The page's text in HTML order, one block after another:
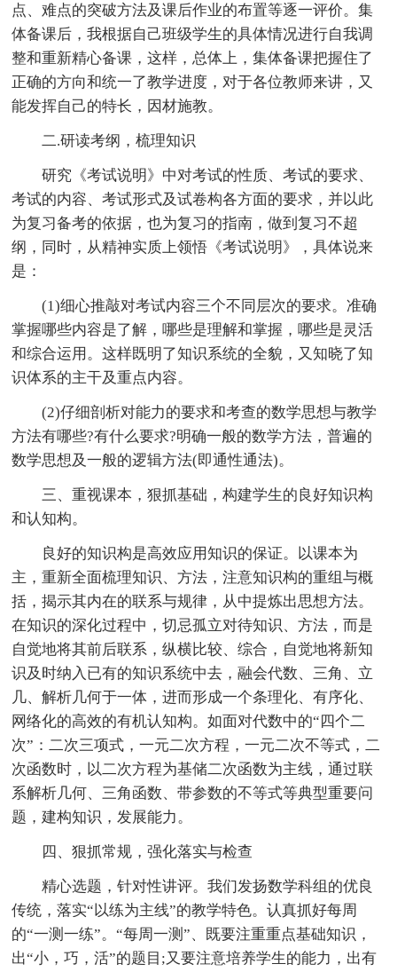
点、难点的突破方法及课后作业的布置等逐一评价。集
体备课后，我根据自己班级学生的具体情况进行自我调
整和重新精心备课，这样，总体上，集体备课把握住了
正确的方向和统一了教学进度，对于各位教师来讲，又
能发挥自己的特长，因材施教。
二.研读考纲，梳理知识
研究《考试说明》中对考试的性质、考试的要求、
考试的内容、考试形式及试卷构各方面的要求，并以此
为复习备考的依据，也为复习的指南，做到复习不超
纲，同时，从精神实质上领悟《考试说明》，具体说来
是：
(1)细心推敲对考试内容三个不同层次的要求。准确
掌握哪些内容是了解，哪些是理解和掌握，哪些是灵活
和综合运用。这样既明了知识系统的全貌，又知晓了知
识体系的主干及重点内容。
(2)仔细剖析对能力的要求和考查的数学思想与教学
方法有哪些?有什么要求?明确一般的数学方法，普遍的
数学思想及一般的逻辑方法(即通性通法)。
三、重视课本，狠抓基础，构建学生的良好知识构
和认知构。
良好的知识构是高效应用知识的保证。以课本为
主，重新全面梳理知识、方法，注意知识构的重组与概
括，揭示其内在的联系与规律，从中提炼出思想方法。
在知识的深化过程中，切忌孤立对待知识、方法，而是
自觉地将其前后联系，纵横比较、综合，自觉地将新知
识及时纳入已有的知识系统中去，融会代数、三角、立
几、解析几何于一体，进而形成一个条理化、有序化、
网络化的高效的有机认知构。如面对代数中的“四个二
次”：二次三项式，一元二次方程，一元二次不等式，二
次函数时，以二次方程为基储二次函数为主线，通过联
系解析几何、三角函数、带参数的不等式等典型重要问
题，建构知识，发展能力。
四、狠抓常规，强化落实与检查
精心选题，针对性讲评。我们发扬数学科组的优良
传统，落实“以练为主线”的教学特色。认真抓好每周
的“一测一练”。“每周一测”、既要注重重点基础知识，
出“小，巧，活”的题目;又要注意培养学生的能力，出有